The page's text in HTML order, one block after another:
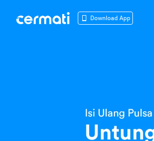
Download App